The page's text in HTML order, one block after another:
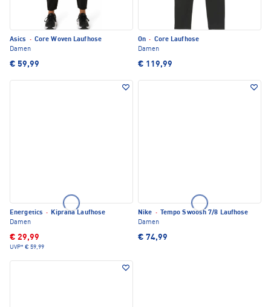
Asics · Core Woven Laufhose
Damen
€ 59,99
On · Core Laufhose
Damen
€ 119,99
Energetics · Kiprana Laufhose
Damen
€ 29,99
UVP* € 59,99
Nike ·
Tempo Swoosh 7/8 Laufhose
Damen
€ 74,99